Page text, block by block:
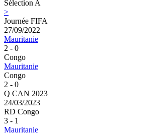
Sélection A
>
Journée FIFA
27/09/2022
Mauritanie
2 - 0
Congo
Mauritanie
Congo
2 - 0
Q CAN 2023
24/03/2023
RD Congo
3 - 1
Mauritanie